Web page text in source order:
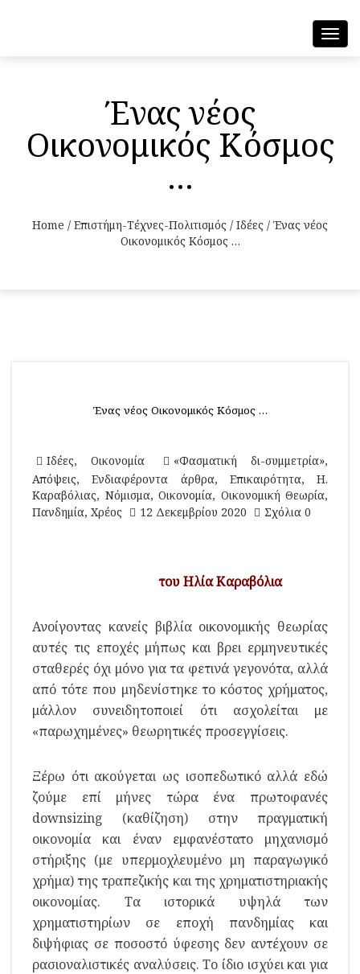
Ένας νέος
Οικονομικός Κόσμος
…
Home / Επιστήμη-Τέχνες-Πολιτισμός / Ιδέες / Ένας νέος
Οικονομικός Κόσμος …
Ένας νέος Οικονομικός Κόσμος …
Ιδέες,Οικονομία «Φασματική δι-συμμετρία»,
Απόψεις,Ενδιαφέροντα άρθρα, Επικαιρότητα, Η.
Καραβόλιας, Νόμισμα, Οικονομία, Οικονομική Θεωρία,
Πανδημία, Χρέος 12 Δεκεμβρίου 2020 Σχόλια 0
του Ηλία Καραβόλια
Ανοίγοντας κανείς βιβλία οικονομικής θεωρίας
αυτές τις εποχές μήπως και βρει ερμηνευτικές
σταθερές όχι μόνο για τα φετινά γεγονότα, αλλά
από τότε που μηδενίστηκε το κόστος χρήματος,
μάλλον συνειδητοποιεί ότι ασχολείται με
«παρωχημένες» θεωρητικές προσεγγίσεις.
Ξέρω ότι ακούγεται ως ισοπεδωτικό αλλά εδώ
ζούμε επί μήνες τώρα ένα πρωτοφανές
downsizing (καθίζηση) στην πραγματική
οικονομία και έναν εμφανέστατο μηχανισμό
στήριξης (με υπερμοχλευμένο μη παραγωγικό
χρήμα) της τραπεζικής και της χρηματιστηριακής
οικονομίας. Τα ιστορικά υψηλά των
χρηματιστηρίων σε εποχή πανδημίας και
διψήφιας σε ποσοστό ύφεσης δεν αντέχουν σε
ρασιοναλιστικές αναλύσεις. Το ίδιο ισχύει και για